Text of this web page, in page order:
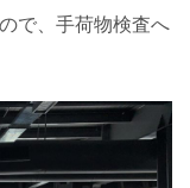
で、手荷物検査へ